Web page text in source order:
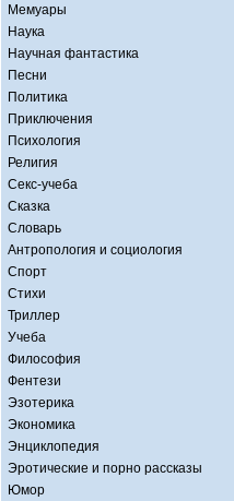
Мемуары
Наука
Научная фантастика
Песни
Политика
Приключения
Психология
Религия
Секс-учеба
Сказка
Словарь
Антропология и социология
Спорт
Стихи
Триллер
Учеба
Философия
Фентези
Эзотерика
Экономика
Энциклопедия
Эротические и порно рассказы
Юмор